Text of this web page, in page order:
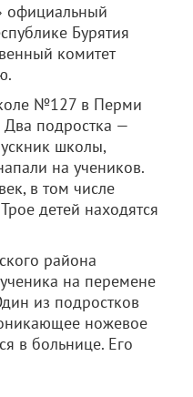
официальный
Бурятия
комитет
№127 в Перми
подростка —
школы,
на учеников.
в том числе
детей находятся
района
на перемене
из подростков
ножевое
в больнице. Его